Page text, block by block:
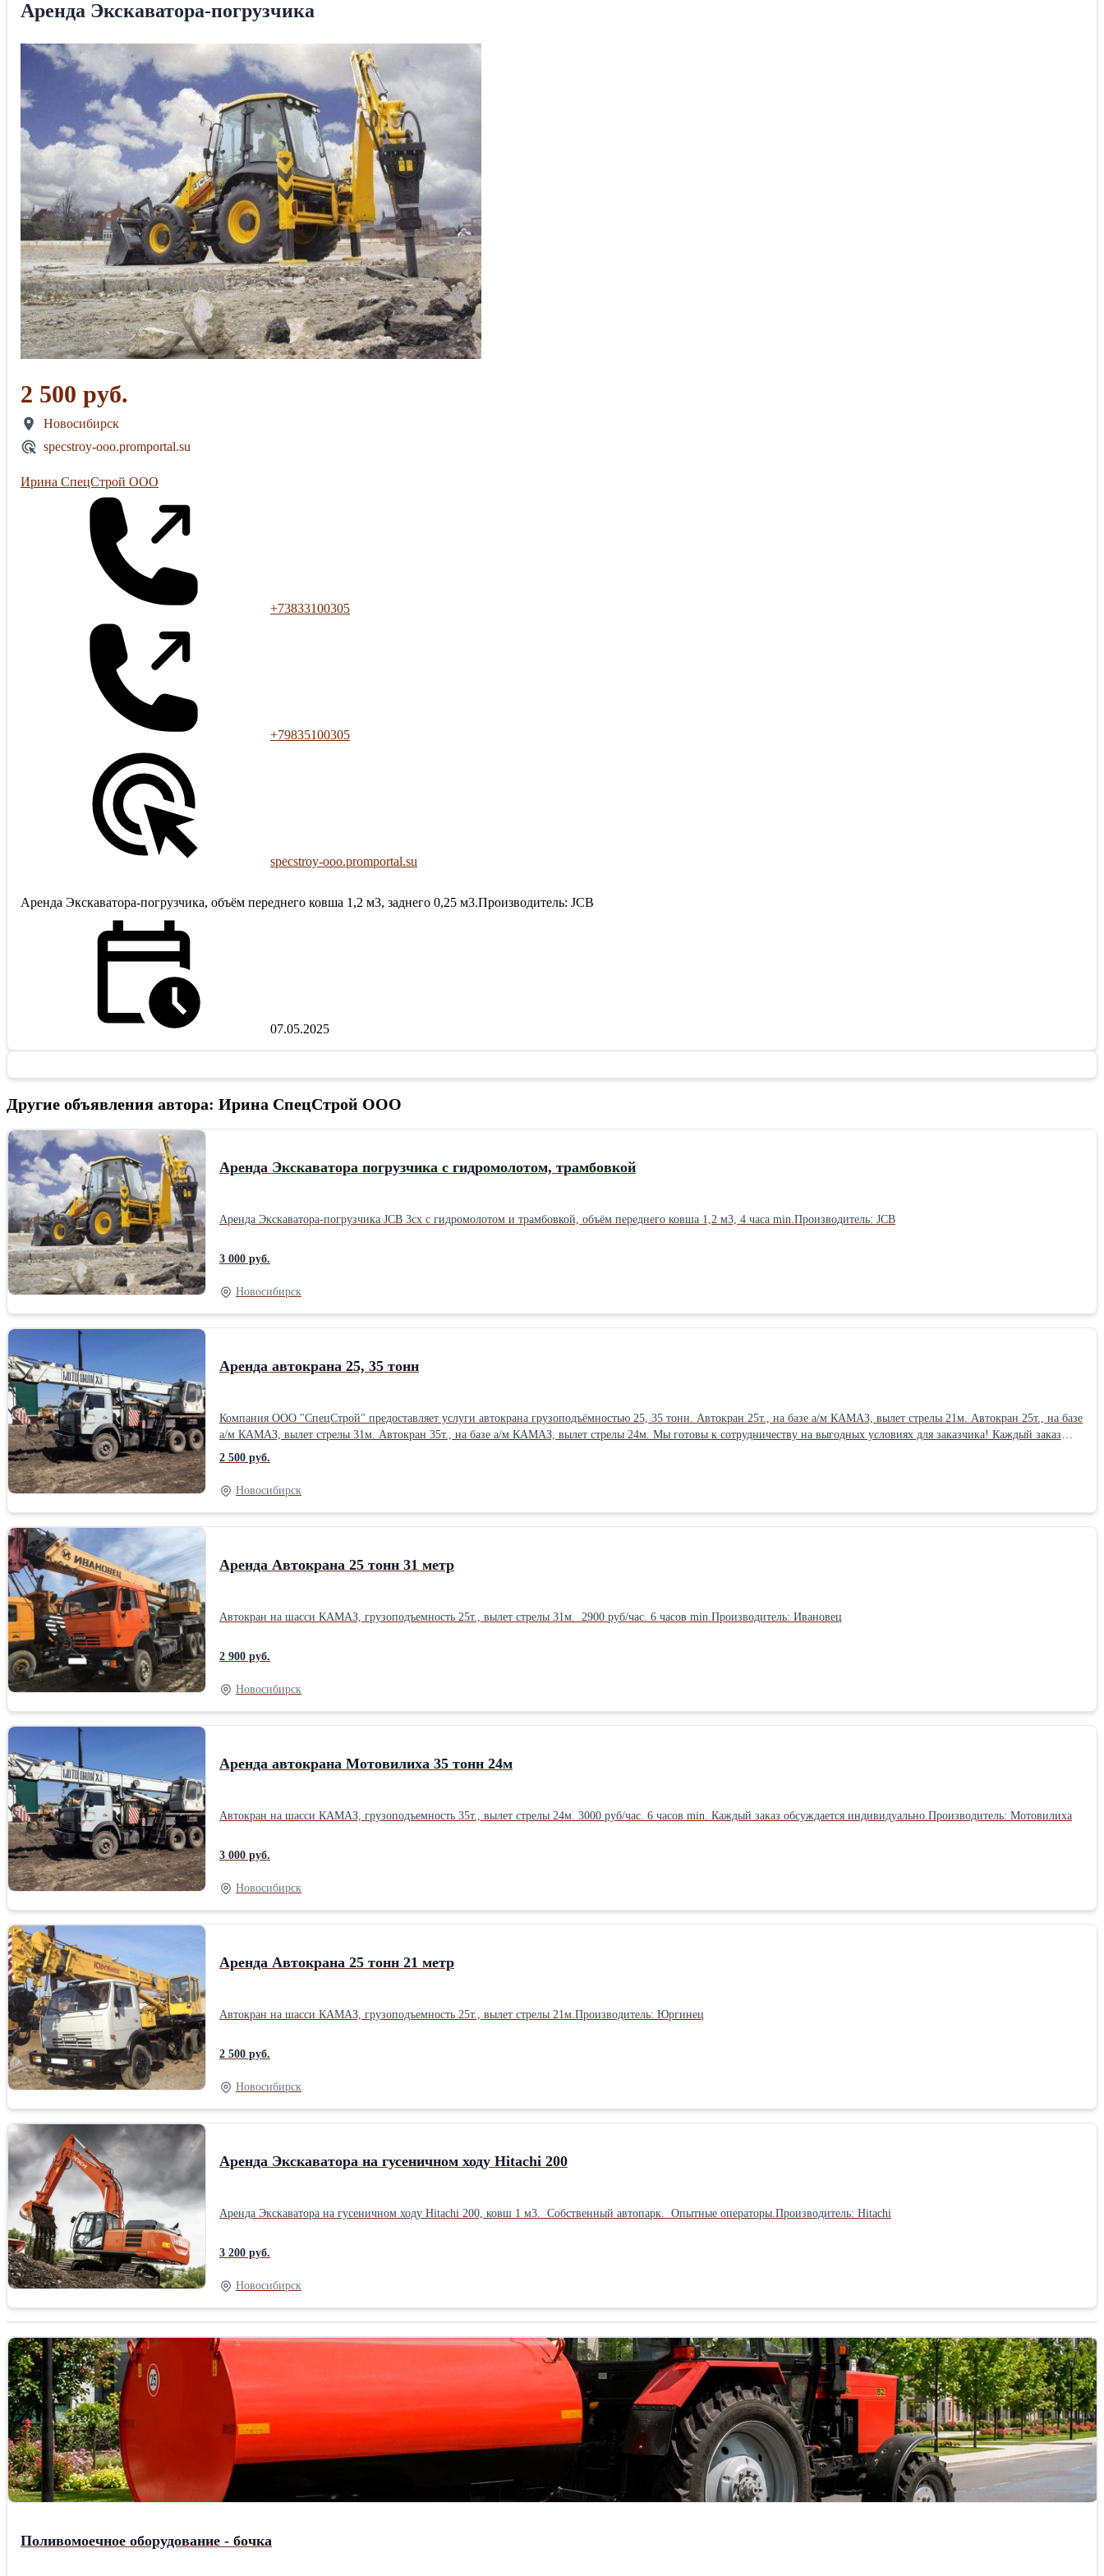
Аренда Экскаватора-погрузчика
2 500 руб.
Новосибирск
specstroy-ooo.promportal.su
Ирина СпецСтрой ООО
+73833100305
+79835100305
specstroy-ooo.promportal.su
Аренда Экскаватора-погрузчика, объём переднего ковша 1,2 м3, заднего 0,25 м3.Производитель: JCB
07.05.2025
Другие объявления автора: Ирина СпецСтрой ООО
Аренда Экскаватора погрузчика с гидромолотом, трамбовкой
Аренда Экскаватора-погрузчика JCB 3cx с гидромолотом и трамбовкой, объём переднего ковша 1,2 м3, 4 часа min.Производитель: JCB
3 000 руб.
Новосибирск
Аренда автокрана 25, 35 тонн
Компания ООО "СпецСтрой" предоставляет услуги автокрана грузоподъёмностью 25, 35 тонн. Автокран 25т., на базе а/м КАМАЗ, вылет стрелы 21м. Автокран 25т., на базе
а/м КАМАЗ, вылет стрелы 31м. Автокран 35т., на базе а/м КАМАЗ, вылет стрелы 24м. Мы готовы к сотрудничеству на выгодных условиях для заказчика! Каждый заказ
обсуждается индивидуально
2 500 руб.
Новосибирск
Аренда Автокрана 25 тонн 31 метр
Автокран на шасси КАМАЗ, грузоподъемность 25т., вылет стрелы 31м. 2900 руб/час. 6 часов min.Производитель: Ивановец
2 900 руб.
Новосибирск
Аренда автокрана Мотовилиха 35 тонн 24м
Автокран на шасси КАМАЗ, грузоподъемность 35т., вылет стрелы 24м. 3000 руб/час. 6 часов min. Каждый заказ обсуждается индивидуально.Производитель: Мотовилиха
3 000 руб.
Новосибирск
Аренда Автокрана 25 тонн 21 метр
Автокран на шасси КАМАЗ, грузоподъемность 25т., вылет стрелы 21м.Производитель: Юргинец
2 500 руб.
Новосибирск
Аренда Экскаватора на гусеничном ходу Hitachi 200
Аренда Экскаватора на гусеничном ходу Hitachi 200, ковш 1 м3. Собственный автопарк. Опытные операторы.Производитель: Hitachi
3 200 руб.
Новосибирск
Поливомоечное оборудование - бочка